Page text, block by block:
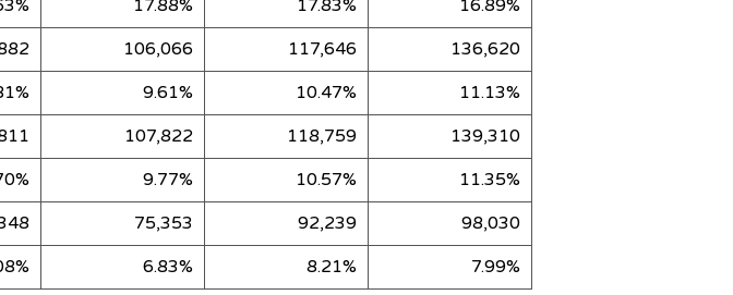
17.88% 17.83%
16.89%
106,066 117,646
136,620
9.61% 10.47%
11.13%
107,822 118,759
139,310
9.77% 10.57%
11.35%
75,353 92,239
98,030
6.83% 8.21% 7.99%